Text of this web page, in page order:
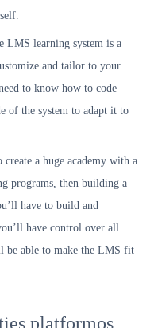
LMS learning system is a
and tailor to your
to know how to code
of the system to adapt it to
a huge academy with a
programs, then building a
have to build and
have control over all
be able to make the LMS fit
platformos